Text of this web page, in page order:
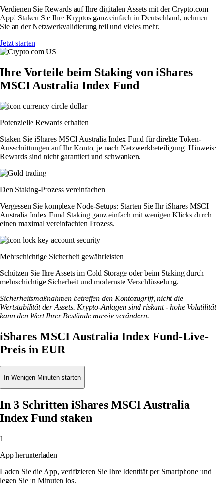
Verdienen Sie Rewards auf Ihre digitalen Assets mit der Crypto.com
App! Staken Sie Ihre Kryptos ganz einfach in Deutschland, nehmen
Sie an der Netzwerkvalidierung teil und vieles mehr.
Jetzt starten
Ihre Vorteile beim Staking von iShares
MSCI Australia Index Fund
Potenzielle Rewards erhalten
Staken Sie iShares MSCI Australia Index Fund für direkte Token-
Ausschüttungen auf Ihr Konto, je nach Netzwerkbeteiligung. Hinweis:
Rewards sind nicht garantiert und schwanken.
Den Staking-Prozess vereinfachen
Vergessen Sie komplexe Node-Setups: Starten Sie Ihr iShares MSCI
Australia Index Fund Staking ganz einfach mit wenigen Klicks durch
einen maximal vereinfachten Prozess.
Mehrschichtige Sicherheit gewährleisten
Schützen Sie Ihre Assets im Cold Storage oder beim Staking durch
mehrschichtige Sicherheit und modernste Verschlüsselung.
Sicherheitsmaßnahmen betreffen den Kontozugriff, nicht die
Wertstabilität der Assets. Krypto-Anlagen sind riskant - hohe Volatilität
kann den Wert Ihrer Bestände massiv verändern.
iShares MSCI Australia Index Fund-Live-
Preis in EUR
In Wenigen Minuten starten
In 3 Schritten iShares MSCI Australia
Index Fund staken
1
App herunterladen
Laden Sie die App, verifizieren Sie Ihre Identität per Smartphone und
legen Sie in Minuten los.